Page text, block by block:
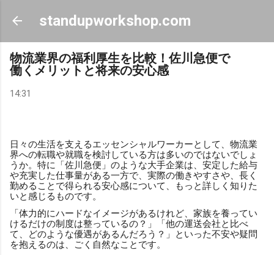
スキップしてメイン コンテンツに移動
standupworkshop.com
物流業界の福利厚生を比較！佐川急便で
働くメリットと将来の安心感
14:31
日々の生活を支えるエッセンシャルワーカーとして、物流業
界への転職や就職を検討している方は多いのではないでしょ
うか。特に「佐川急便」のような大手企業は、安定した給与
や充実した仕事量がある一方で、実際の働きやすさや、長く
勤めることで得られる安心感について、もっと詳しく知りた
いと感じるものです。
「体力的にハードなイメージがあるけれど、家族を養ってい
けるだけの制度は整っているの？」「他の運送会社と比べ
て、どのような優遇があるんだろう？」といった不安や疑問
を抱えるのは、ごく自然なことです。